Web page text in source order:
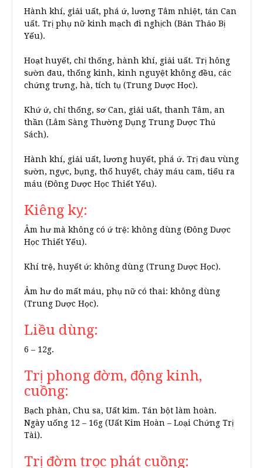
Hành khí, giải uất, phá ứ, lương Tâm nhiệt, tán Can
uất. Trị phụ nữ kinh mạch đi nghịch (Bản Thảo Bị
Yếu).
Hoạt huyết, chỉ thống, hành khí, giải uất. Trị hông
sườn đau, thống kinh, kinh nguyệt không đều, các
chứng trưng, hà, tích tụ (Trung Dược Học).
Khứ ứ, chỉ thống, sơ Can, giải uất, thanh Tâm, an
thần (Lâm Sàng Thường Dụng Trung Dược Thủ
Sách).
Hành khí, giải uất, lương huyết, phá ứ. Trị đau vùng
sườn, ngực, bụng, thổ huyết, chảy máu cam, tiểu ra
máu (Đông Dược Học Thiết Yếu).
Kiêng kỵ:
Âm hư mà không có ứ trệ: không dùng (Đông Dược
Học Thiết Yếu).
Khí trệ, huyết ứ: không dùng (Trung Dược Học).
Âm hư do mất máu, phụ nữ có thai: không dùng
(Trung Dược Học).
Liều dùng:
6 – 12g.
Trị phong đờm, động kinh,
cuồng:
Bạch phàn, Chu sa, Uất kim. Tán bột làm hoàn.
Ngày uống 12 – 16g (Uất Kim Hoàn – Loại Chứng Trị
Tài).
Trị đờm trọc phát cuồng: